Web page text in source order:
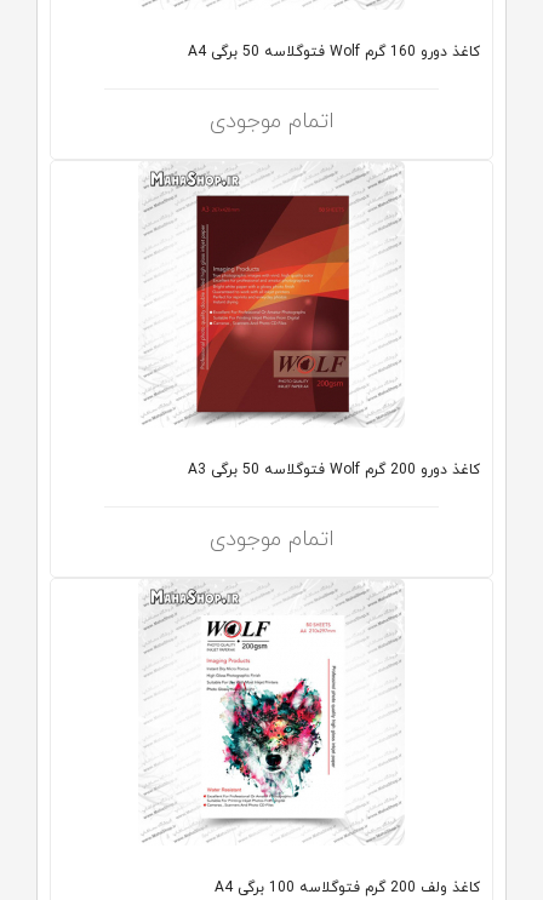
کاغذ دورو 160 گرم Wolf فتوگلاسه 50 برگی A4
اتمام موجودی
کاغذ دورو 200 گرم Wolf فتوگلاسه 50 برگی A3
اتمام موجودی
کاغذ ولف 200 گرم فتوگلاسه 100 برگی A4